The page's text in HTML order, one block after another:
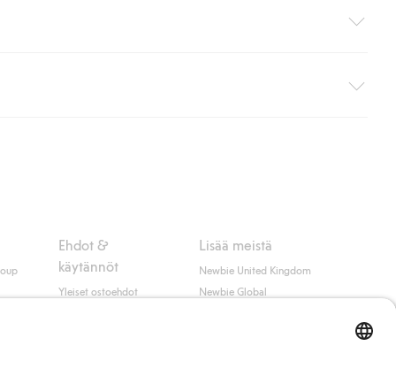
(ei koske kotiinkuljetusta). Toimituskulut
Ehdot &
käytännöt
Yleiset ostoehdot
Lisää meistä
Newbie United Kingdom
Newbie Global